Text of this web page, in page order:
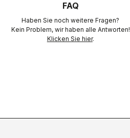
FAQ
Haben Sie noch weitere Fragen?
Kein Problem, wir haben alle Antworten!
Klicken Sie hier.